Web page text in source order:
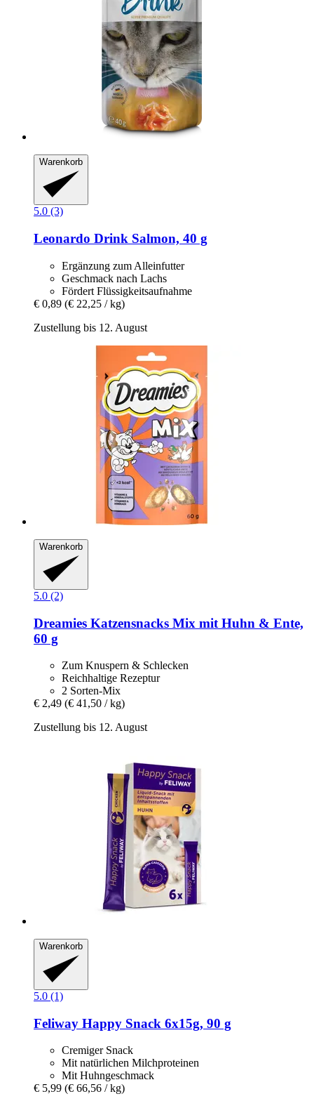
Warenkorb
5.0 (3)
Leonardo Drink Salmon, 40 g
Ergänzung zum Alleinfutter
Geschmack nach Lachs
Fördert Flüssigkeitsaufnahme
€ 0,89 (€ 22,25 / kg)
Zustellung bis 12. August
Warenkorb
5.0 (2)
Dreamies Katzensnacks Mix mit Huhn & Ente,
60 g
Zum Knuspern & Schlecken
Reichhaltige Rezeptur
2 Sorten-Mix
€ 2,49 (€ 41,50 / kg)
Zustellung bis 12. August
Warenkorb
5.0 (1)
Feliway Happy Snack 6x15g, 90 g
Cremiger Snack
Mit natürlichen Milchproteinen
Mit Huhngeschmack
€ 5,99 (€ 66,56 / kg)